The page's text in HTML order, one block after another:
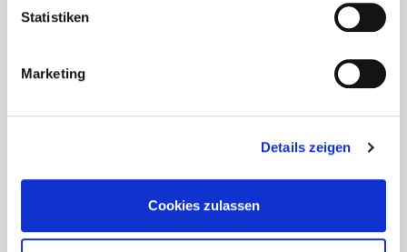
Statistiken
Marketing
Details zeigen
Cookies zulassen